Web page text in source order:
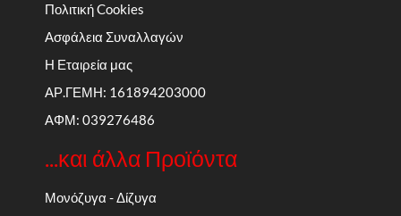
Πολιτική Cookies
Ασφάλεια Συναλλαγών
Η Εταιρεία μας
ΑΡ.ΓΕΜΗ: 161894203000
ΑΦΜ: 039276486
...και άλλα Προϊόντα
Μονόζυγα - Δίζυγα